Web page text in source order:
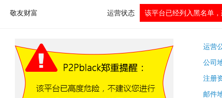
敬友财富 运营状态 该平台已经列入黑名单
运营
公司
注册
邮件